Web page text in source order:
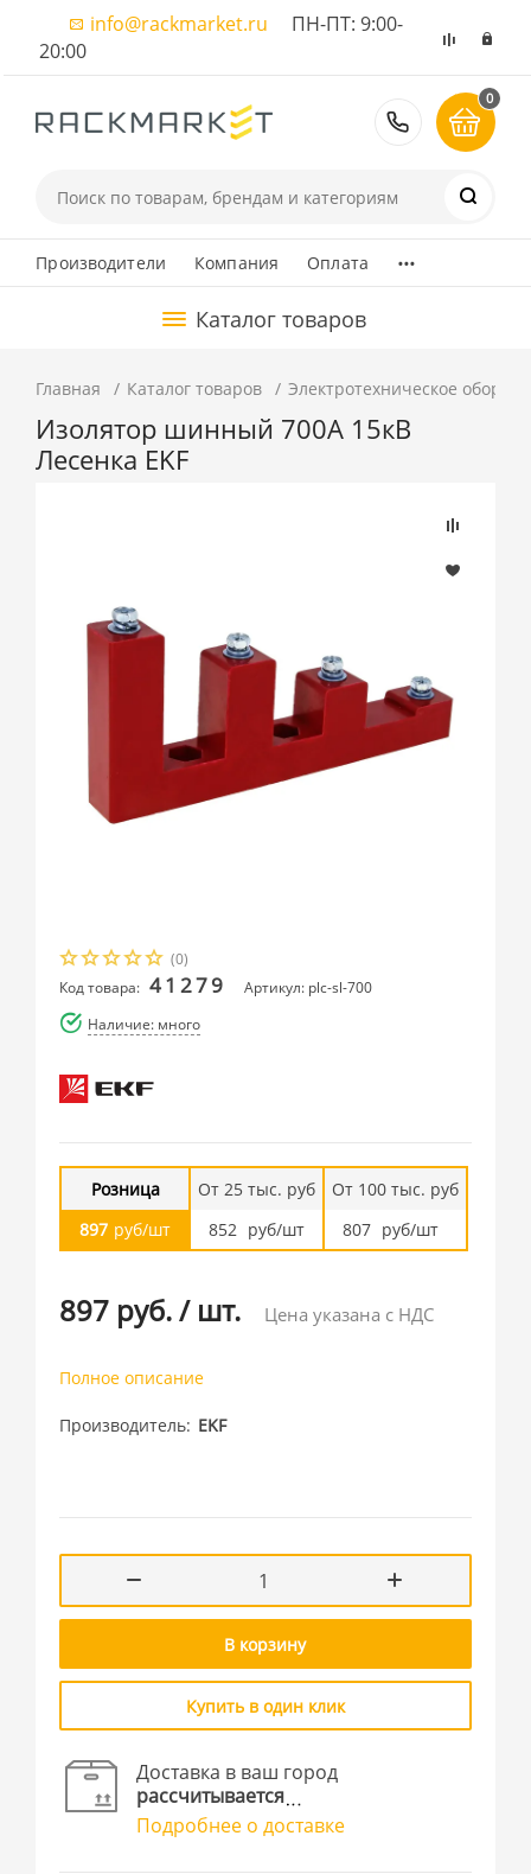
info@rackmarket.ru ПН-ПТ: 9:00-
20:00
8 (495)
0
Производители Компания Оплата ...
Каталог товаров
Главная Каталог товаров Электротехническое
Изолятор шинный 700А 15кВ
Лесенка EKF
(0)
Код товара: 41279
Артикул: plc-sl-700
Наличие: много
Розница
897 руб/шт
От 25 тыс. руб
852 руб/шт
От 100 тыс. руб
807 руб/шт
897 руб./ шт. Цена указана с НДС
Полное описание
Производитель EKF
В корзину
Купить в один клик
Доставка в ваш город
рассчитывается
Подробнее о доставке